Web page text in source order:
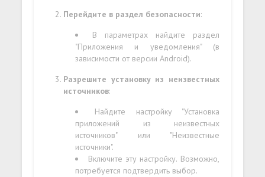
Перейдите в раздел безопасности:
В параметрах найдите раздел
"Приложения и уведомления" (в
зависимости от версии Android).
Разрешите установку из неизвестных
источников:
Найдите настройку "Установка
приложений из неизвестных
источников" или "Неизвестные
источники".
Включите эту настройку. Возможно,
потребуется подтвердить выбор.